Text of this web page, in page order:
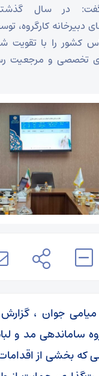
در سال
دبیرخانه کارگروه،
کشور را با تقویت
تخصصی و مرجعیت
جوان ،
ساماندهی مد و
که بخشی از